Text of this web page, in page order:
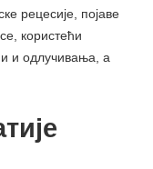
рецесије, појаве
користећи
и одлучивања, а